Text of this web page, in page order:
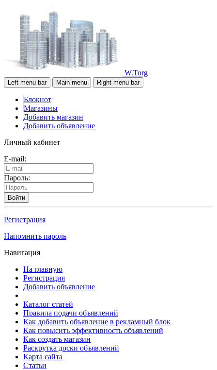
W.Torg
Left menu bar Main menu Right menu bar
Блокнот
Магазины
Добавить магазин
Добавить объявление
Личный кабинет
E-mail:
Пароль:
Войти
Регистрация
Напомнить пароль
Навигация
На главную
Регистрация
Добавить объявление
Каталог статей
Правила подачи объявлений
Как добавить объявление в рекламный блок
Как повысить эффективность объявлений
Как создать магазин
Раскрутка доски объявлений
Карта сайта
Статьи